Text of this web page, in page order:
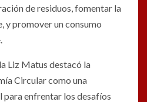
de residuos, fomentar la
y promover un consumo
Liz Matus destacó la
Circular como una
enfrentar los desafíos